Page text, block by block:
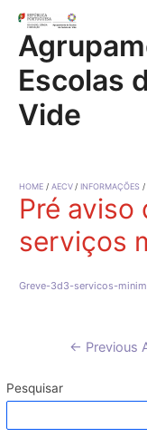
content
Escolas
Vide
HOME AECV INFORMAÇÕES
Pré aviso
serviços
Greve-3d3-servicos-
Navegação
artigos
← Previous
Pesquisar